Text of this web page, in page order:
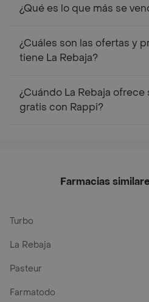
¿Qué es lo que más se
¿Cuáles son las ofertas y
tiene La Rebaja?
¿Cuándo La Rebaja
gratis con Rappi?
Farmacias
Turbo
La Rebaja
Pasteur
Farmatodo